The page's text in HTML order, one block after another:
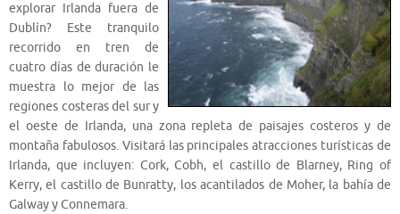
explorar Irlanda fuera de
Dublín? Este tranquilo
recorrido en tren de
cuatro días de duración le
muestra lo mejor de las
regiones costeras del sur y
el oeste de Irlanda, una zona repleta de paisajes costeros y de
montaña fabulosos. Visitará las principales atracciones turísticas de
Irlanda, que incluyen: Cork, Cobh, el castillo de Blarney, Ring of
Kerry, el castillo de Bunratty, los acantilados de Moher, la bahía de
Galway y Connemara.